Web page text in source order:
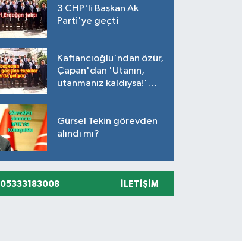
3 CHP'li Başkan Ak
Parti'ye geçti
Kaftancıoğlu'ndan özür,
Çapan'dan 'Utanın,
utanmanız kaldıysa!'
Gürsel Tekin görevden
alındı mı?
05333183008 İLETIŞIM